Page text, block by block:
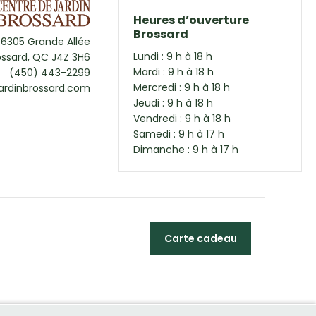
6305 Grande Allée
QC J4Z 3H6
(450) 443-2299
Heures d’ouverture
Brossard
Lundi : 9 h à 18 h
Mardi : 9 h à 18 h
Mercredi : 9 h à 18 h
Jeudi : 9 h à 18 h
Vendredi : 9 h à 18 h
Samedi : 9 h à 17 h
Dimanche : 9 h à 17 h
Carte cadeau